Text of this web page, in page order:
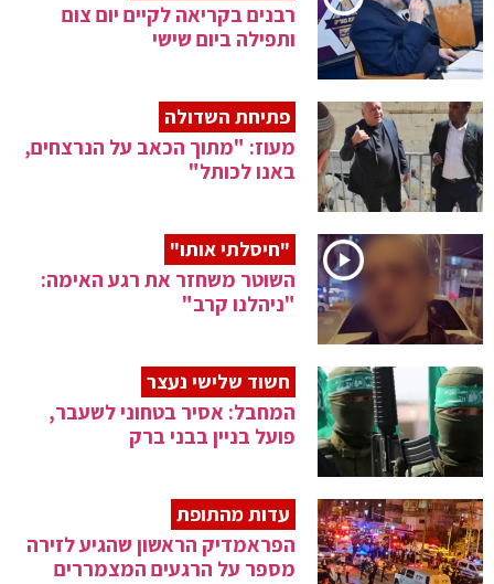
רבנים בקריאה לקיים יום צום
ותפילה ביום שישי
פתיחת השדולה
מעוז: "מתוך הכאב על הנרצחים,
באנו לכותל"
"חיסלתי אותו"
השוטר משחזר את רגע האימה:
"ניהלנו קרב"
חשוד שלישי נעצר
המחבל: אסיר בטחוני לשעבר,
פועל בניין בבני ברק
עדות מהתופת
הפראמדיק הראשון שהגיע לזירה
מספר על הרגעים המצמררים